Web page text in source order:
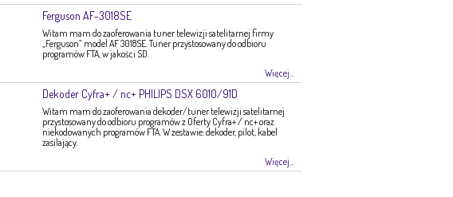
Ferguson AF-3018SE
Witam mam do zaoferowania tuner telewizji satelitarnej firmy
„Ferguson” model AF 3018SE. Tuner przystosowany do odbioru
programów FTA, w jakości SD.
Więcej...
Dekoder Cyfra+ / nc+ PHILIPS DSX 6010/91D
Witam mam do zaoferowania dekoder/tuner telewizji satelitarnej
przystosowany do odbioru programów z Oferty Cyfra+ / nc+ oraz
niekodowanych programów FTA. W zestawie: dekoder, pilot, kabel
zasilający.
Więcej...